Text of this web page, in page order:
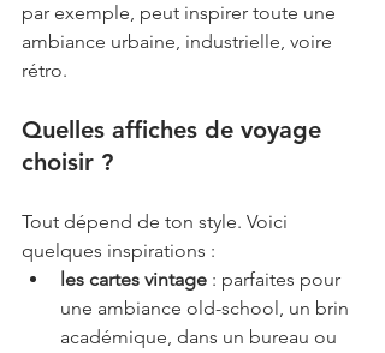
par exemple, peut inspirer toute une
ambiance urbaine, industrielle, voire
rétro.
Quelles affiches de voyage
choisir ?
Tout dépend de ton style. Voici
quelques inspirations :
les cartes vintage : parfaites pour
une ambiance old-school, un brin
académique, dans un bureau ou